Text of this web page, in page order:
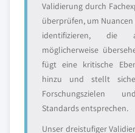
Validierung durch
überprüfen, um
identifizieren, die
möglicherweise
fügt eine kritische
hinzu und stellt
Forschungszielen
Standards entsprechen.
Unser dreistufiger